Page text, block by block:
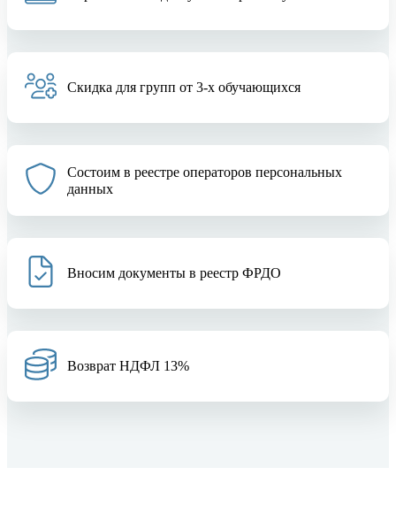
Скидка для групп от 3-х обучающихся
Состоим в реестре операторов персональных
данных
Вносим документы в реестр ФРДО
Возврат НДФЛ 13%